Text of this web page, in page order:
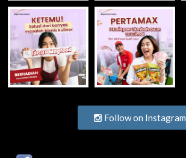
Follow on Instagram